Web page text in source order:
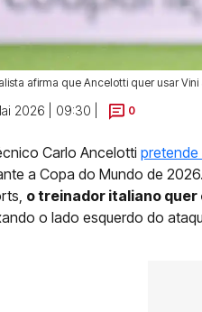
afirma que Ancelotti quer usar
2026 | 09:30 | 0
Carlo Ancelotti pretende
a Copa do Mundo de
o treinador italiano quer
o lado esquerdo do